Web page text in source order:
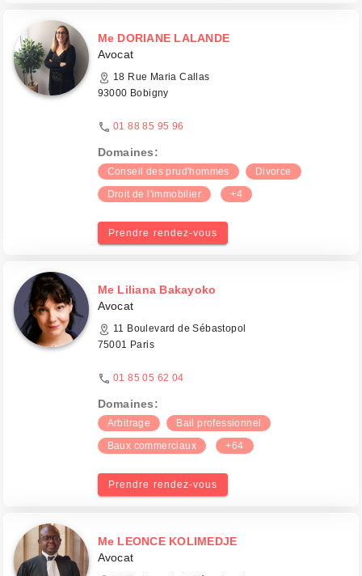
Me DORIANE LALANDE
Avocat
18 Rue Maria Callas
93000 Bobigny
01 88 85 95 96
Domaines:
Conseil des prud'hommes
Divorce
Droit de l'immobilier
+4
Prendre rendez-vous
Me Liliana Bakayoko
Avocat
11 Boulevard de Sébastopol
75001 Paris
01 85 05 62 04
Domaines:
Arbitrage
Bail professionnel
Baux commerciaux
+64
Prendre rendez-vous
Me LEONCE KOLIMEDJE
Avocat